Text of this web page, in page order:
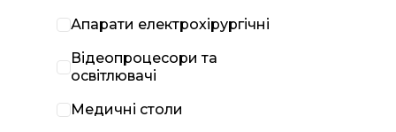
Апарати електрохірургічні
Відеопроцесори та
освітлювачі
Медичні столи